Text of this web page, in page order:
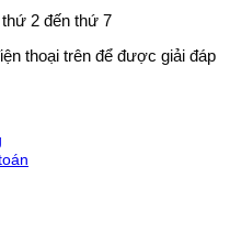
2 đến thứ 7
thoại trên để được giải đáp